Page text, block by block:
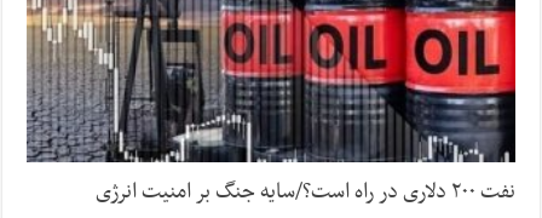
نفت ۲۰۰ دلاری در راه است؟/سایه جنگ بر امنیت انرژی